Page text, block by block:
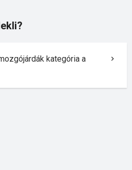
kategória a